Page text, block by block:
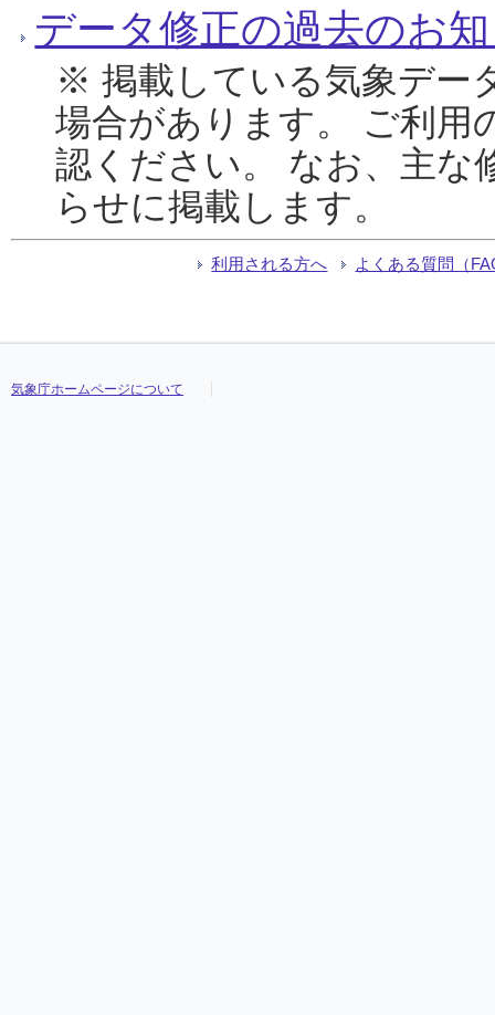
データ修正の過去のお
※ 掲載している気象デー
場合があります。 ご利用
認ください。 なお、主な
らせに掲載します。
利用される方へ よくある質問（
気象庁ホームページについて